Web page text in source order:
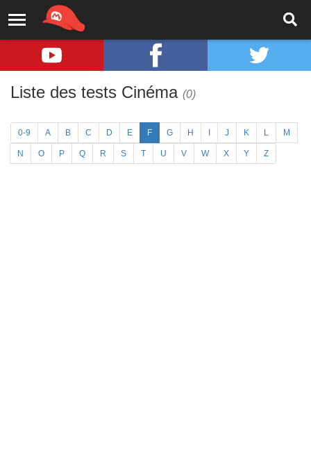
Liste des tests Cinéma (0)
0-9 A B C D E F G H J K L M
N O P Q R S T U V W X Y Z